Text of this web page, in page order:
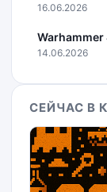
16.06.2026
Warhammer
14.06.2026
СЕЙЧАС В